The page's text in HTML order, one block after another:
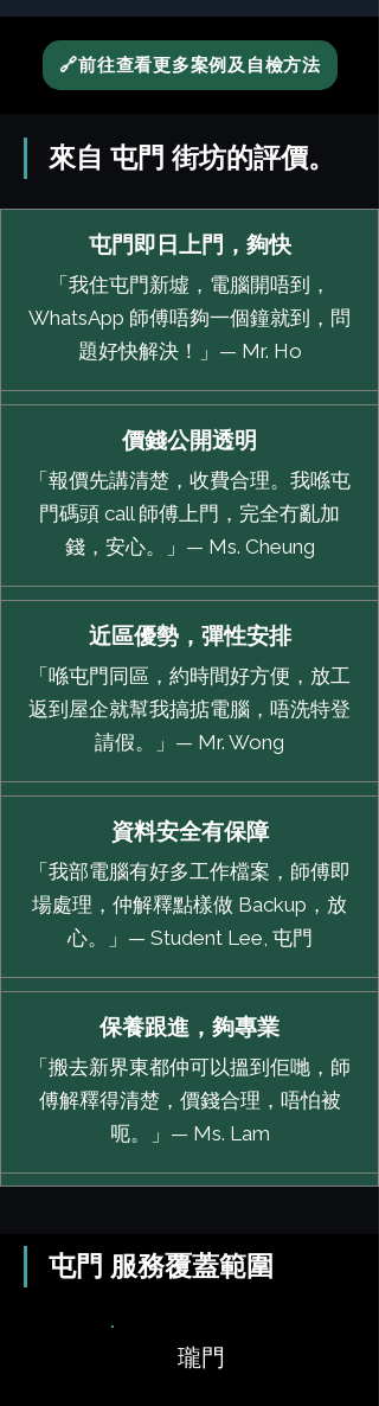
🔗前往查看更多案例及自檢方法
來自 屯門 街坊的評價。
屯門即日上門，夠快
「我住屯門新墟，電腦開唔到，
WhatsApp 師傅唔夠一個鐘就到，問
題好快解決！」— Mr. Ho
價錢公開透明
「報價先講清楚，收費合理。我喺屯
門碼頭 call 師傅上門，完全冇亂加
錢，安心。」— Ms. Cheung
近區優勢，彈性安排
「喺屯門同區，約時間好方便，放工
返到屋企就幫我搞掂電腦，唔洗特登
請假。」— Mr. Wong
資料安全有保障
「我部電腦有好多工作檔案，師傅即
場處理，仲解釋點樣做 Backup，放
心。」— Student Lee, 屯門
保養跟進，夠專業
「搬去新界東都仲可以搵到佢哋，師
傅解釋得清楚，價錢合理，唔怕被
呃。」— Ms. Lam
屯門 服務覆蓋範圍
瓏門